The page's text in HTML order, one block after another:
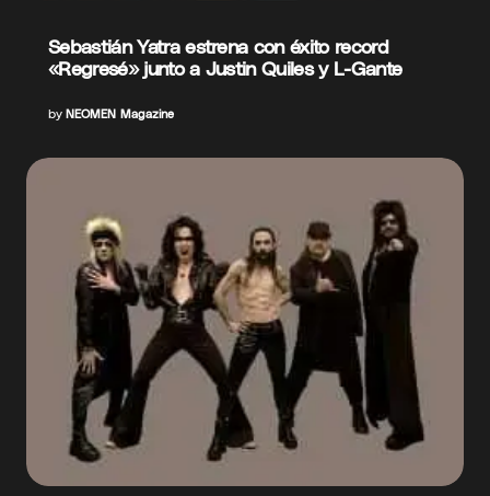
Sebastián Yatra estrena con éxito record
«Regresé» junto a Justin Quiles y L-Gante
by NEOMEN Magazine